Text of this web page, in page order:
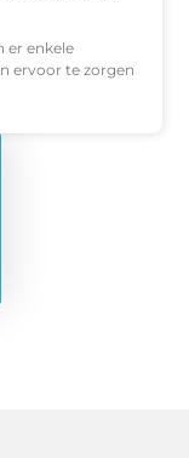
er enkele
ervoor te zorgen